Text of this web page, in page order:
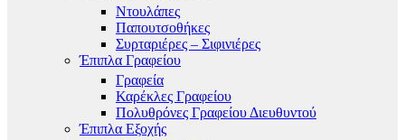
Ντουλάπες
Παπουτσοθήκες
Συρταριέρες – Σιφινιέρες
Έπιπλα Γραφείου
Γραφεία
Καρέκλες Γραφείου
Πολυθρόνες Γραφείου Διευθυντού
Έπιπλα Εξοχής